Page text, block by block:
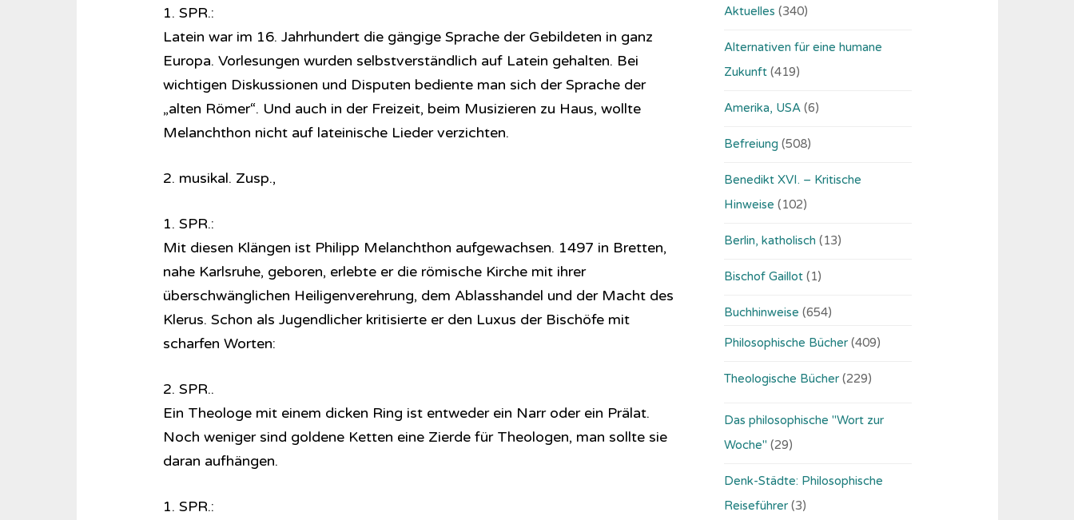
1. SPR.:
Latein war im 16. Jahrhundert die gängige Sprache der Gebildeten in ganz
Europa. Vorlesungen wurden selbstverständlich auf Latein gehalten. Bei
wichtigen Diskussionen und Disputen bediente man sich der Sprache der
„alten Römer“. Und auch in der Freizeit, beim Musizieren zu Haus, wollte
Melanchthon nicht auf lateinische Lieder verzichten.
2. musikal. Zusp.,
1. SPR.:
Mit diesen Klängen ist Philipp Melanchthon aufgewachsen. 1497 in Bretten,
nahe Karlsruhe, geboren, erlebte er die römische Kirche mit ihrer
überschwänglichen Heiligenverehrung, dem Ablasshandel und der Macht des
Klerus. Schon als Jugendlicher kritisierte er den Luxus der Bischöfe mit
scharfen Worten:
2. SPR..
Ein Theologe mit einem dicken Ring ist entweder ein Narr oder ein Prälat.
Noch weniger sind goldene Ketten eine Zierde für Theologen, man sollte sie
daran aufhängen.
1. SPR.:
Aktuelles (340)
Alternativen für eine humane
Zukunft (419)
Amerika, USA (6)
Befreiung (508)
Benedikt XVI. – Kritische
Hinweise (102)
Berlin, katholisch (13)
Bischof Gaillot (1)
Buchhinweise (654)
Philosophische Bücher (409)
Theologische Bücher (229)
Das philosophische "Wort zur
Woche" (29)
Denk-Städte: Philosophische
Reiseführer (3)